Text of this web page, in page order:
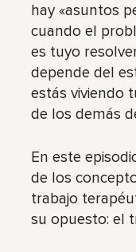
hay «asuntos
cuando el
es tuyo
depende del
estás viviendo
de los demás
En este
de los
trabajo
su opuesto: el